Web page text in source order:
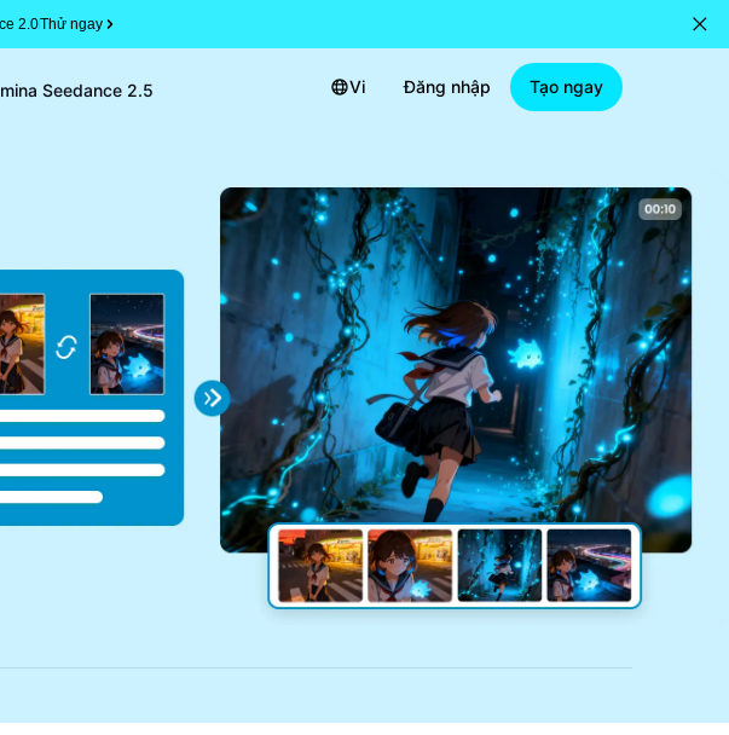
2.0Thử ngay
Seedance 2.5 Vi Đăng nhập
Tạo ngay